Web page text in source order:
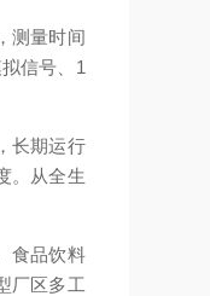
测量时间
信号、1
长期运行
。从全生
食品饮料
厂区多工